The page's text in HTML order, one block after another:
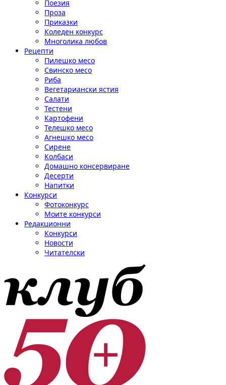
Поезия
Проза
Приказки
Коледен конкурс
Многолика любов
Рецепти
Пилешко месо
Свинско месо
Риба
Вегетариански ястия
Салати
Тестени
Картофени
Телешко месо
Агнешко месо
Сирене
Колбаси
Домашно консервиране
Десерти
Напитки
Конкурси
Фотоконкурс
Моите конкурси
Редакционни
Конкурси
Новости
Читателски